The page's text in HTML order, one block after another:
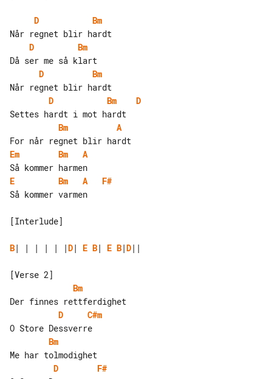
D
Bm
D
Bm
D
Bm
D
Bm
D
Bm
A
Em
Bm
A
E
Bm A
F#
Så kommer varmen
[Interlude]
B| | | | | |D| E B| E B|D||
Bm
D
C#m
Bm
D
F#